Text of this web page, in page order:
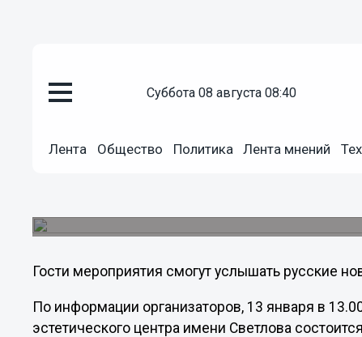
суббота 08 августа 08:40
Лента Общество Политика Лента мнений
Общество старых
Гости мероприятия смогут услышать русские
По информации организаторов, 13 января в
эстетического центра имени Светлова